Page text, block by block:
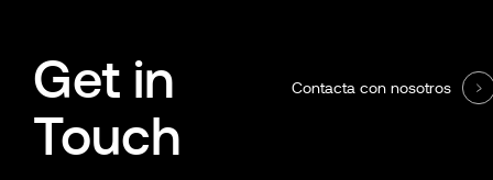
Get in
Touch
Contacta con nosotros